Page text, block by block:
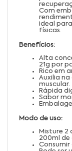
Com
ideal
físicas.
Benefícios:
Alta
21g por
Rico em
Auxilia
muscular.
Rápida
Sabor
Modo de uso:
Misture 2
200ml de
Consumir